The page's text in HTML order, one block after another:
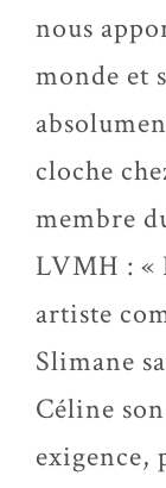
nous
monde et
cloche
membre
LVMH : «
artiste
Slimane
Céline
exigence,